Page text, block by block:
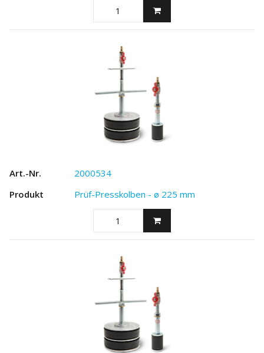
2000534
Prüf-Presskolben - ø 225 mm